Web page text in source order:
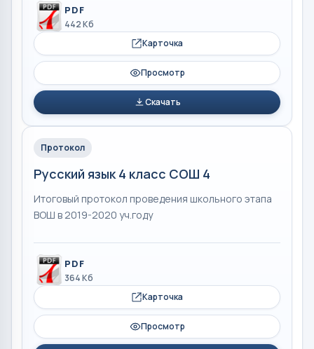
PDF
442 Кб
Карточка
Просмотр
Скачать
Протокол
Русский язык 4 класс СОШ 4
Итоговый протокол проведения школьного этапа
ВОШ в 2019-2020 уч.году
PDF
364 Кб
Карточка
Просмотр